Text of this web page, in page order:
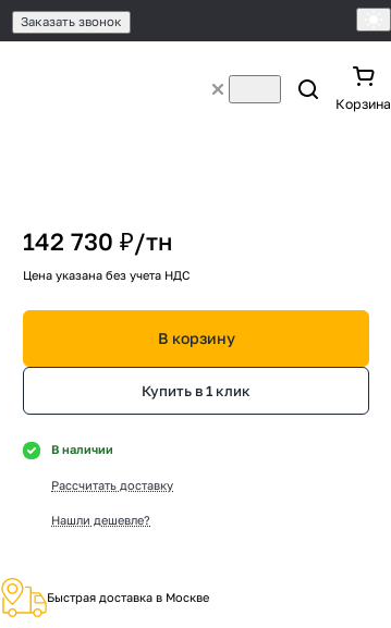
Заказать звонок
Корзина
142 730 ₽/тн
Цена указана без учета НДС
В корзину
Купить в 1 клик
В наличии
Рассчитать доставку
Нашли дешевле?
Быстрая доставка в Москве